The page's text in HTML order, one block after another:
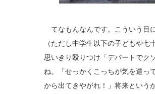
てなもんなんです。こういう目
（ただし中学生以下の子どもや
思いきり殴りつけ「デパートでク
ね。「せっかくこっちが気を遣っ
から出てきやがれ！」将来という